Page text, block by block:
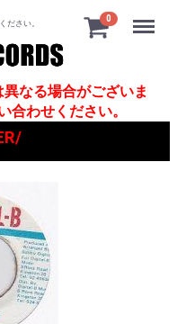
ださい。
0 Menu
なる場合がございま
合わせください。